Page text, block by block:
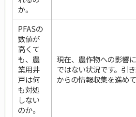
か。
PFASの
数値が
高くて
も、農
業用井
戸は何
も対処
しない
のか。
現在、農作物への影響
ではない状況です。引
からの情報収集を進めて